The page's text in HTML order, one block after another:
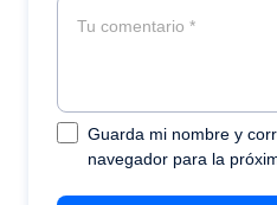
Guarda mi nombre y
navegador para la